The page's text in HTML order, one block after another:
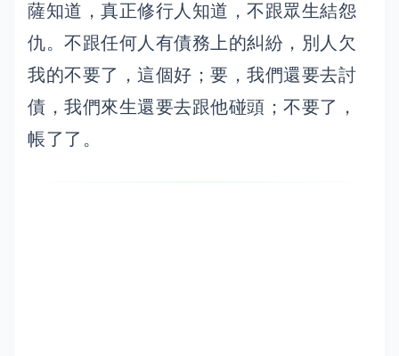
薩知道，真正修行人知道，不跟眾生結怨
仇。不跟任何人有債務上的糾紛，別人欠
我的不要了，這個好；要，我們還要去討
債，我們來生還要去跟他碰頭；不要了，
帳了了。